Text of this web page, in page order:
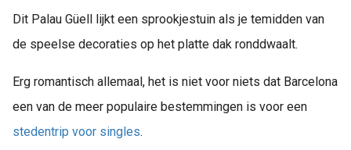
Dit Palau Güell lijkt een sprookjestuin als je temidden van
de speelse decoraties op het platte dak ronddwaalt.
Erg romantisch allemaal, het is niet voor niets dat Barcelona
een van de meer populaire bestemmingen is voor een
stedentrip voor singles.